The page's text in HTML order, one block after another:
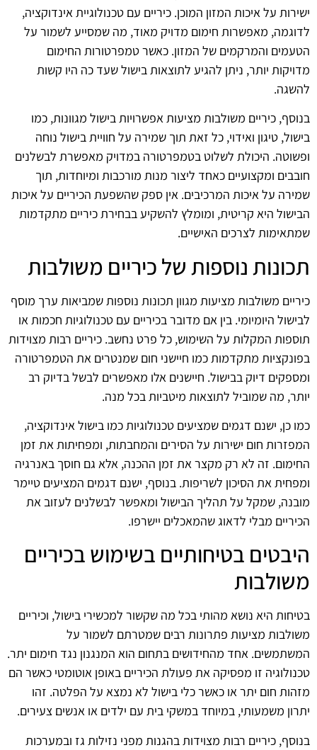
ישירות על איכות המזון המוכן. כיריים עם טכנולוגיית אינדוקציה,
לדוגמה, מאפשרות חימום מדויק מאוד, מה שמסייע לשמור על
הטעמים והמרקמים של המזון. כאשר טמפרטורות החימום
מדויקות יותר, ניתן להגיע לתוצאות בישול שעד כה היו קשות
להשגה.
בנוסף, כיריים משולבות מציעות אפשרויות בישול מגוונות, כמו
בישול, טיגון ואידוי, כל זאת תוך שמירה על חוויית בישול נוחה
ופשוטה. היכולת לשלוט בטמפרטורה במדויק מאפשרת לבשלנים
חובבים ומקצועיים כאחד ליצור מנות מורכבות ומיוחדות, תוך
שמירה על איכות המרכיבים. אין ספק שהשפעת הכיריים על איכות
הבישול היא קריטית, ומומלץ להשקיע בבחירת כיריים מתקדמות
שמתאימות לצרכים האישיים.
תכונות נוספות של כיריים משולבות
כיריים משולבות מציעות מגוון תכונות נוספות שמביאות ערך מוסף
לבישול היומיומי. בין אם מדובר בכיריים עם טכנולוגיות חכמות או
תוספות המקלות על השימוש, כל פרט נחשב. כיריים רבות מצוידות
בפונקציות מתקדמות כמו חיישני חום שמנטרים את הטמפרטורה
ומספקים דיוק בבישול. חיישנים אלו מאפשרים לבשל בדיוק רב
יותר, מה שמוביל לתוצאות מיטביות בכל מנה.
כמו כן, ישנם דגמים שמציעים טכנולוגיות כמו בישול אינדוקציה,
המפזרות חום ישירות על הסירים והמחבתות, ומפחיתות את זמן
החימום. זה לא רק מקצר את זמן ההכנה, אלא גם חוסך באנרגיה
ומפחית את הסיכון לשריפות. בנוסף, ישנם דגמים המציעים טיימר
מובנה, שמקל על תהליך הבישול ומאפשר לבשלנים לעזוב את
הכיריים מבלי לדאוג שהמאכלים יישרפו.
היבטים בטיחותיים בשימוש בכיריים
משולבות
בטיחות היא נושא מהותי בכל מה שקשור למכשירי בישול, וכיריים
משולבות מציעות פתרונות רבים שמטרתם לשמור על
המשתמשים. אחד מהחידושים בתחום הוא המנגנון נגד חימום יתר.
טכנולוגיה זו מפסיקה את פעולת הכיריים באופן אוטומטי כאשר הם
מזהות חום יתר או כאשר כלי בישול לא נמצא על הפלטה. זהו
יתרון משמעותי, במיוחד במשקי בית עם ילדים או אנשים צעירים.
בנוסף, כיריים רבות מצוידות בהגנות מפני נזילות גז ובמערכות